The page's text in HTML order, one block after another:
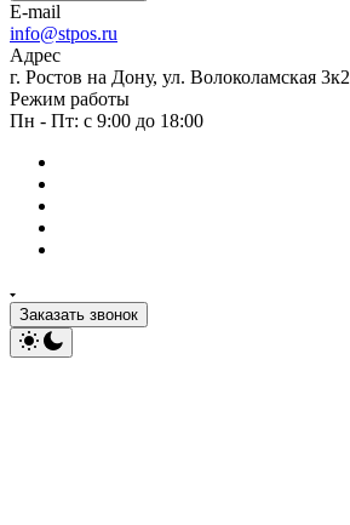
E-mail
info@stpos.ru
Адрес
г. Ростов на Дону, ул. Волоколамская 3к2
Режим работы
Пн - Пт: с 9:00 до 18:00
Заказать звонок